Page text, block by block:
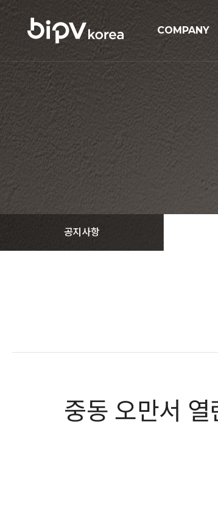
COMPANY
기업개요
인증현황
오시는길
공지사항
중동 오만서